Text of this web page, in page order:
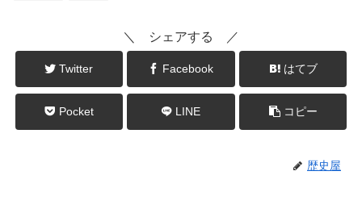
＼ シェアする ／
Twitter Facebook はてブ
Pocket LINE コピー
歴史屋